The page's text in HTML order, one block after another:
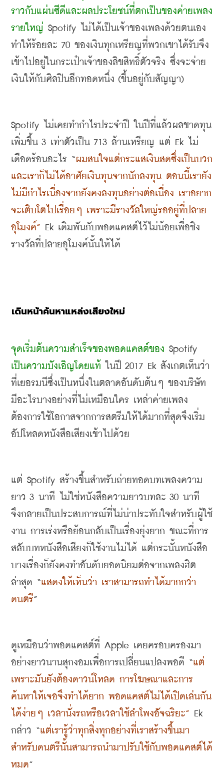
ราวกับแผ่นซีดีและผลประโยชน์ที่ตกเป็นของค่ายเพลง
รายใหญ่ Spotify
ไม่ได้เป็นเจ้าของเพลงด้วยตนเอง
ทำให้ร้อยละ 70 ของเงินทุกเหรียญที่พวกเขาได้รับจึง
เข้าไปอยู่ในกระเป๋าเจ้าของลิขสิทธิ์ตัวจริง ซึ่งจะจ่าย
เงินให้กับศิลปินอีกทอดหนึ่ง (ขึ้นอยู่กับสัญญา)
Spotify
ไม่เคยทำกำไรประจำปี ในปีที่แล้วผลขาดทุน
เพิ่มขึ้น 3 เท่าตัวเป็น 713 ล้านเหรียญ แต่ Ek
ไม่
เดือดร้อนอะไร “ผมสนใจแต่กระแสเงินสดซึ่งเป็นบวก
และเราก็ไม่ได้อาศัยเงินทุนจากนักลงทุน ตอนนี้เรายัง
ไม่มีกำไรเนื่องจากยังคงลงทุนอย่างต่อเนื่อง เราอยาก
จะเติบโตไปเรื่อยๆ เพราะมีรางวัลใหญ่รออยู่ที่ปลาย
อุโมงค์” Ek เดิมพันกับพอดแคสต์ไว้ไม่น้อยเพื่อชิง
รางวัลที่ปลายอุโมงค์นั้นให้ได้
เดินหน้าค้นหาแหล่งเสียงใหม่
จุดเริ่มต้นความสำเร็จของพอดแคสต์ของ
เป็นความบังเอิญโดยแท้ ในปี 2017 Ek สังเกตเห็นว่า
ที่เยอรมนีซึ่งเป็นหนึ่งในตลาดอันดับต้นๆ ของบริษัท
มีอะไรบางอย่างที่ไม่เหมือนใคร เหล่าค่ายเพลง
ต้องการใช้โอกาสจากการสตรีมให้ได้มากที่สุดจึงเริ่ม
อัปโหลดหนังสือเสียงเข้าไปด้วย
แต่ Spotify สร้างขึ้นสำหรับถ่ายทอดบทเพลงความ
ยาว 3 นาที ไม่ใช่หนังสือความยาวบทละ 30 นาที
จึงกลายเป็นประสบการณ์ที่ไม่น่าประทับใจสำหรับผู้ใช้
งาน การเร่งหรือย้อนกลับเป็นเรื่องยุ่งยาก ขณะที่การ
สลับบทหนังสือเสียงก็ใช้งานไม่ได้ แต่กระนั้นหนังสือ
บางเรื่องก็ยังคงทำอันดับยอดนิยมต่อจากเพลงฮิต
ล่าสุด “แสดงให้เห็นว่า เราสามารถทำได้มากกว่า
ดนตรี”
ดูเหมือนว่าพอดแคสต์ที่ Apple เคยครอบครองมา
อย่างยาวนานสุกงอมเพื่อการเปลี่ยนแปลงพอดี “แต่
เพราะมันยังต้องดาวน์โหลด การโฆษณาและการ
ค้นหาให้เจอจึงทำได้ยาก พอดแคสต์ไม่ได้เปิดเล่นกัน
ได้ง่ายๆ เวลานั่งรถหรือเวลาใช้ลำโพงอัจฉริยะ”
กล่าว
“แต่เรารู้ว่าทุกสิ่งทุกอย่างที่เราสร้างขึ้นมา
สำหรับดนตรีนั้นสามารถนำมาปรับใช้กับพอดแคสต์ได้
หมด”